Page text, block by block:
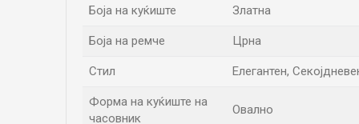
Боја на куќиште Златна
Боја на ремче Црна
Стил Елегантен,
Форма на куќиште на
часовник
Овално